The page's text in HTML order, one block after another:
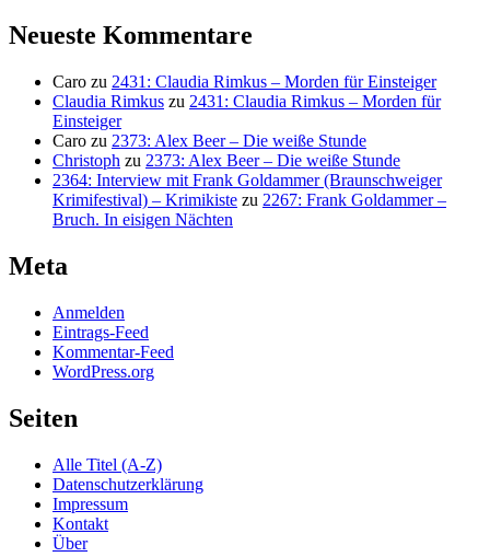
Neueste Kommentare
Caro zu 2431: Claudia Rimkus – Morden für Einsteiger
Claudia Rimkus zu 2431: Claudia Rimkus – Morden für
Einsteiger
Caro zu 2373: Alex Beer – Die weiße Stunde
Christoph zu 2373: Alex Beer – Die weiße Stunde
2364: Interview mit Frank Goldammer (Braunschweiger
Krimifestival) – Krimikiste zu 2267: Frank Goldammer –
Bruch. In eisigen Nächten
Meta
Anmelden
Eintrags-Feed
Kommentar-Feed
WordPress.org
Seiten
Alle Titel (A-Z)
Datenschutzerklärung
Impressum
Kontakt
Über